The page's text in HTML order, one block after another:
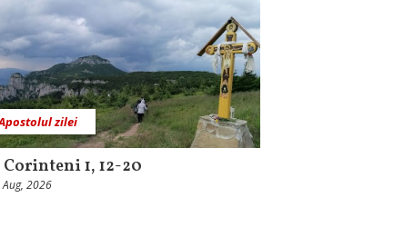
zilei
1, 12-20
2026